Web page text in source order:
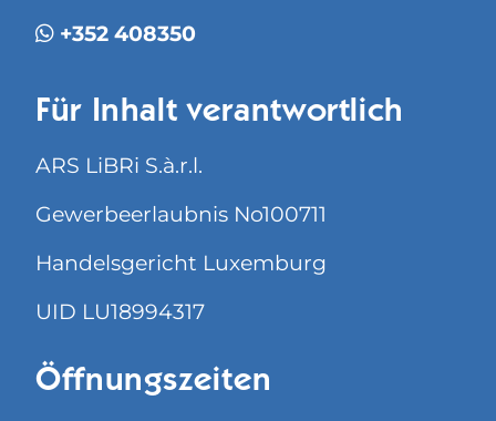
+352 408350
Für Inhalt verantwortlich
ARS LiBRi S.à.r.l.
Gewerbeerlaubnis No100711
Handelsgericht Luxemburg
UID LU18994317
Öffnungszeiten